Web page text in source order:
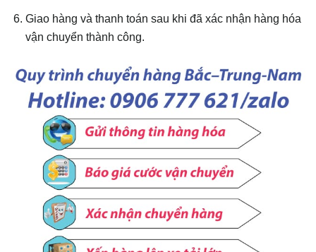
Giao hàng và thanh toán sau khi đã xác nhận hàng hóa
vận chuyển thành công.